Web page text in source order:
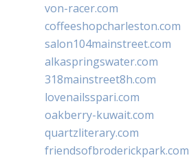
von-racer.com
coffeeshopcharleston.com
salon104mainstreet.com
alkaspringswater.com
318mainstreet8h.com
lovenailsspari.com
oakberry-kuwait.com
quartzliterary.com
friendsofbroderickpark.com